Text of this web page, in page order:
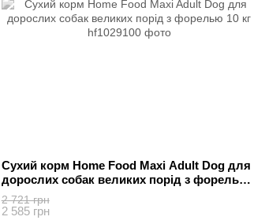
Сухий корм Home Food Maxi Adult Dog для
дорослих собак великих порід з форелью
10 кг
2 721 грн
2 585 грн